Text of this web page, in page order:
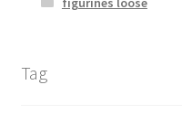
Tag